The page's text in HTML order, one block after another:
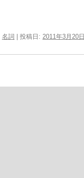
名詞 | 投稿日: 2011年3月20日